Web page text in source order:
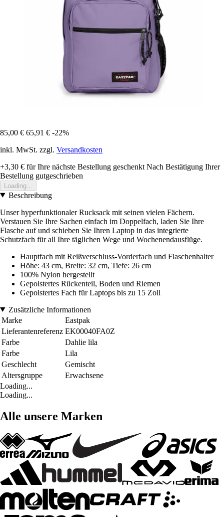
85,00 € 65,91 € -22%
inkl. MwSt. zzgl. Versandkosten
+3,30 € für Ihre nächste Bestellung geschenkt Nach Bestätigung Ihrer
Bestellung gutgeschrieben
Loading...
Beschreibung
Unser hyperfunktionaler Rucksack mit seinen vielen Fächern.
Verstauen Sie Ihre Sachen einfach im Doppelfach, laden Sie Ihre
Flasche auf und schieben Sie Ihren Laptop in das integrierte
Schutzfach für all Ihre täglichen Wege und Wochenendausflüge.
Hauptfach mit Reißverschluss-Vorderfach und Flaschenhalter
Höhe: 43 cm, Breite: 32 cm, Tiefe: 26 cm
100% Nylon hergestellt
Gepolstertes Rückenteil, Boden und Riemen
Gepolstertes Fach für Laptops bis zu 15 Zoll
Zusätzliche Informationen
Marke
Eastpak
Lieferantenreferenz EK00040FA0Z
Farbe
Dahlie lila
Farbe
Lila
Geschlecht
Gemischt
Altersgruppe
Erwachsene
Loading...
Loading...
Alle unsere Marken